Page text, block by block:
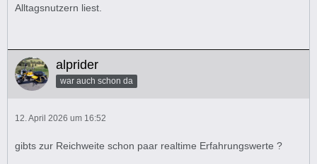
Alltagsnutzern liest.
alprider
war auch schon da
12. April 2026 um 16:52
gibts zur Reichweite schon paar realtime Erfahrungswerte ?